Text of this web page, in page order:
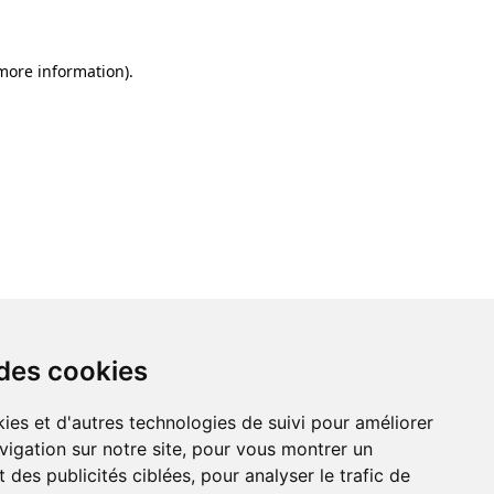
cookies
et d'autres technologies de suivi pour améliorer
sur notre site, pour vous montrer un
des publicités ciblées, pour analyser le trafic de
information).